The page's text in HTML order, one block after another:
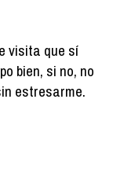
visita que sí
bien, si no, no
estresarme.